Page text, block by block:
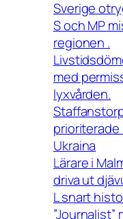
Sverige
S och MP
regionen .
med
lyxvården.
prioriterade
Ukraina
Lärare i
driva ut
L snart